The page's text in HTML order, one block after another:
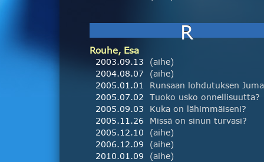
R
Rouhe, Esa
2003.09.13
(aihe)
2004.08.07
(aihe)
2005.01.01
Runsaan lohdutuksen
2005.07.02
Tuoko usko onnellisuutta?
2005.09.03
Kuka on lähimmäiseni?
2005.11.26
Missä on sinun turvasi?
2005.12.10
(aihe)
2006.12.09
(aihe)
2010.01.09
(aihe)